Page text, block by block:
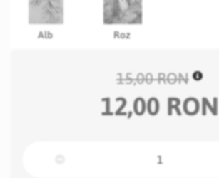
Alb Roz
15,00 RON
12,00 RON